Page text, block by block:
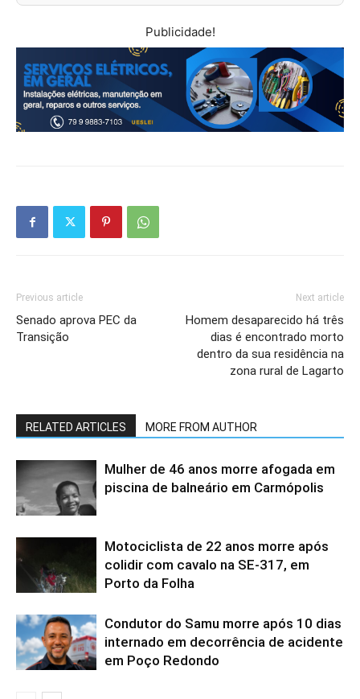
Publicidade!
Previous article
Senado aprova PEC da
Transição
Next article
Homem desaparecido há três
dias é encontrado morto
dentro da sua residência na
zona rural de Lagarto
RELATED ARTICLES MORE FROM AUTHOR
Mulher de 46 anos morre afogada em
piscina de balneário em Carmópolis
Motociclista de 22 anos morre após
colidir com cavalo na SE-317, em
Porto da Folha
Condutor do Samu morre após 10 dias
internado em decorrência de acidente
em Poço Redondo